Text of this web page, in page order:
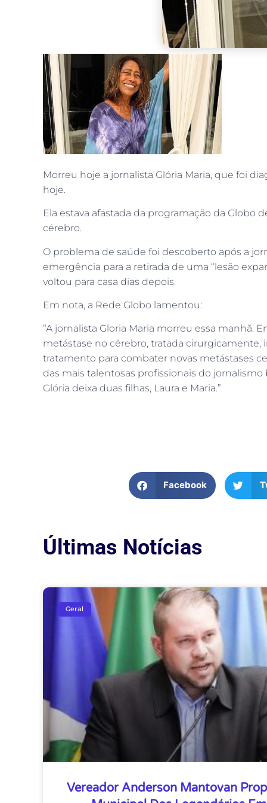
Morreu hoje a jornalista Glória Maria, que foi
hoje.
Ela estava afastada da programação da
cérebro.
O problema de saúde foi descoberto após a
emergência para a retirada de uma “lesão
voltou para casa dias depois.
Em nota, a Rede Globo lamentou:
“A jornalista Gloria Maria morreu essa manhã.
metástase no cérebro, tratada
tratamento para combater novas metástases
das mais talentosas profissionais do
Glória deixa duas filhas, Laura e Maria.”
Facebook
Últimas Notícias
Geral
Vereador Anderson Mantovan